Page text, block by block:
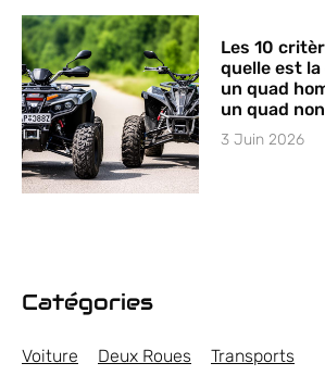
Les 10
quelle est
un quad
un quad
3 Juin 2026
Catégories
Voiture Deux Roues Transports